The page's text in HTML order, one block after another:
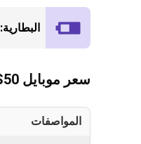
البطارية:
سعر موبايل vivo S50
المواصفات